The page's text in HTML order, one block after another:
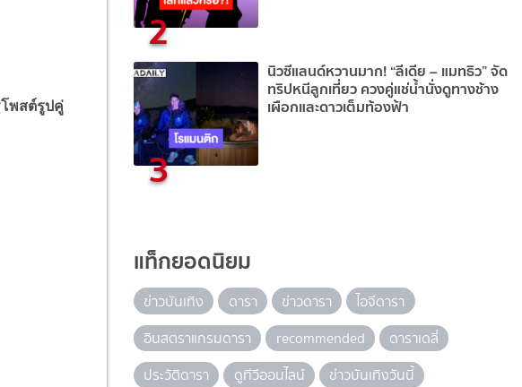
พสต์รูปคู่
2
3
นิวซีแลนด์หวานมาก! “ลีเดีย – แมทธิว” จัด
ทริปหนีลูกเที่ยว ควงคู่แช่น้ำนั่งดูทางช้าง
เผือกและดาวเต็มท้องฟ้า
แท็กยอดนิยม
ข่าวบันเทิง ดารา ข่าวดารา
ไอจีดารา
อินสตราแกรมดารา
recommended
ดาราเดลี่
ประวัติดารา
ดูทีวีออนไลน์ ข่าวบันเทิงวันนี้